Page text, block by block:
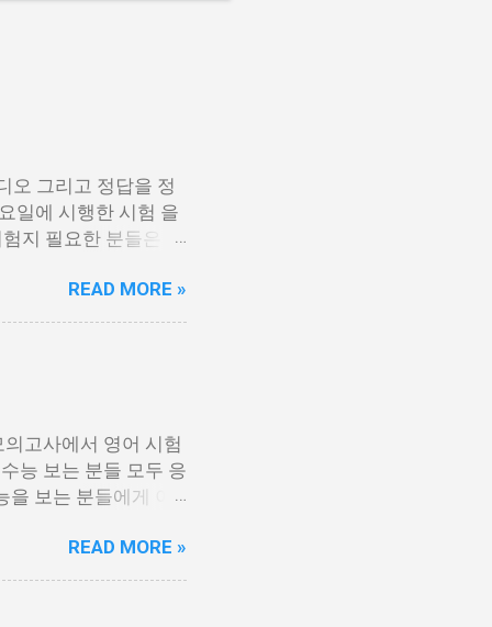
오 그리고 정답을 정
일에 시행한 시험 을
지 필요한 분들은 아
수] 수능 영어 홀
수능 영어 정답지
오디오에서 아래 보
눌르시면 됩니다. 수
READ MORE »
고사에서 영어 시험
능 보는 분들 모두 응
보는 분들에게 아
어음성 9월 모의고
해설지.pdf 9월 모의
READ MORE »